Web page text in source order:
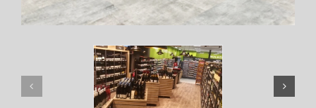
English